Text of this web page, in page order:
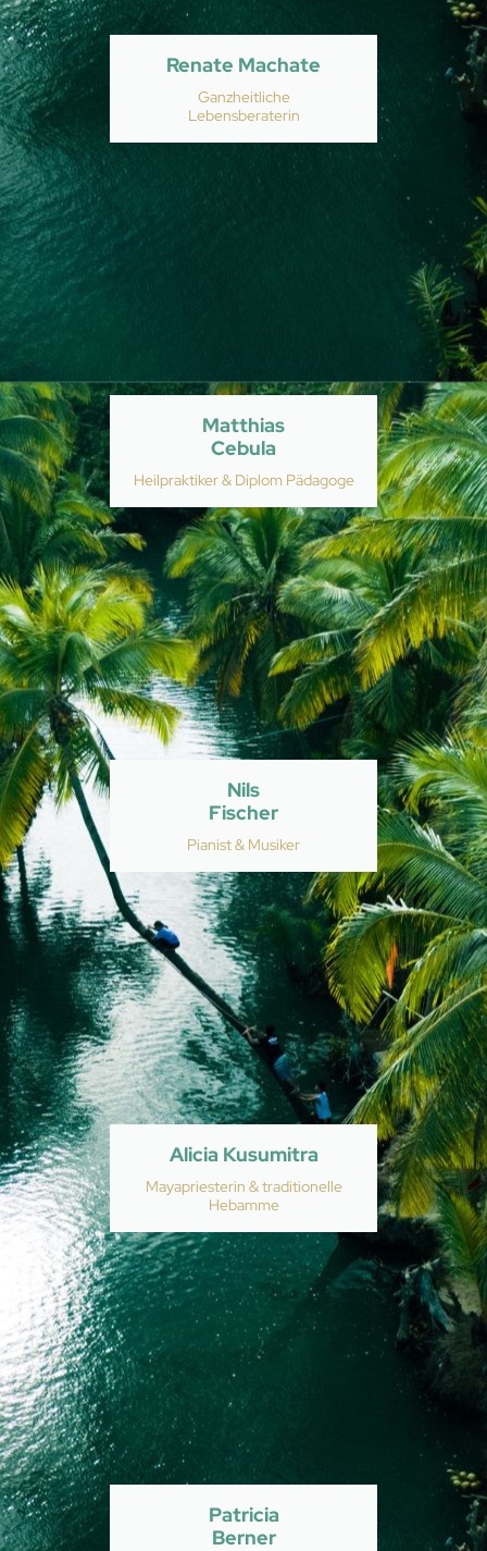
Renate Machate
Ganzheitliche
Lebensberaterin
Matthias
Cebula
Heilpraktiker & Diplom Pädagoge
Nils
Fischer
Pianist & Musiker
Alicia Kusumitra
Mayapriesterin & traditionelle
Hebamme
Patricia
Berner